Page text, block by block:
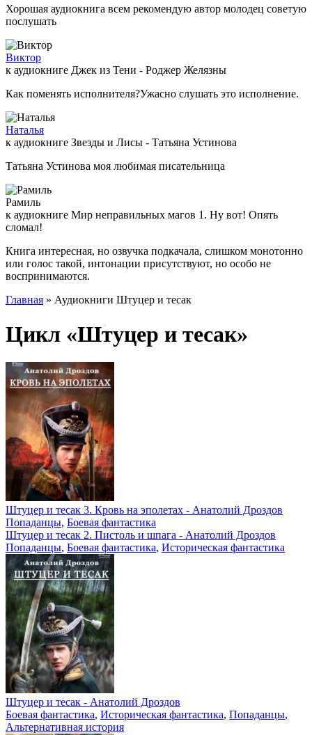
Хорошая аудиокнига всем рекомендую автор молодец советую
послушать
Виктор
к аудиокниге Джек из Тени - Роджер Желязны
Как поменять исполнителя?Ужасно слушать это исполнение.
Наталья
к аудиокниге Звезды и Лисы - Татьяна Устинова
Татьяна Устинова моя любимая писательница
Рамиль
к аудиокниге Мир неправильных магов 1. Ну вот! Опять
сломал!
Книга интересная, но озвучка подкачала, слишком монотонно
или голос такой, интонации присутствуют, но особо не
воспринимаются.
Главная » Аудиокниги Штуцер и тесак
Цикл «Штуцер и тесак»
Штуцер и тесак 3. Кровь на эполетах - Анатолий Дроздов
Попаданцы, Боевая фантастика
Штуцер и тесак 2. Пистоль и шпага - Анатолий Дроздов
Попаданцы, Боевая фантастика, Историческая фантастика
Штуцер и тесак - Анатолий Дроздов
Боевая фантастика, Историческая фантастика, Попаданцы,
Альтернативная история